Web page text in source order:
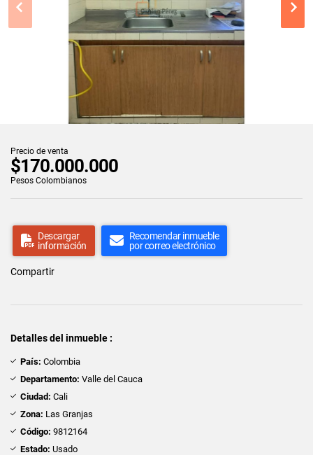
Precio de venta
$170.000.000
Pesos Colombianos
Descargar
información
Recomendar inmueble
por correo electrónico
Compartir
Detalles del inmueble :
País: Colombia
Departamento: Valle del Cauca
Ciudad: Cali
Zona: Las Granjas
Código: 9812164
Estado: Usado